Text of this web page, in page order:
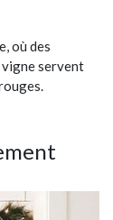
où des
vigne servent